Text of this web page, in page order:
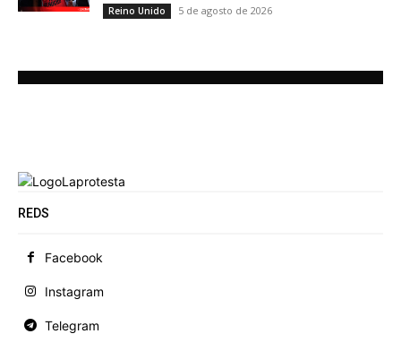
Reino Unido 5 de agosto de 2026
REDS
Facebook
Instagram
Telegram